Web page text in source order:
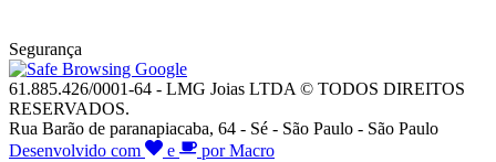
Segurança
61.885.426/0001-64 - LMG Joias LTDA © TODOS DIREITOS
RESERVADOS.
Rua Barão de paranapiacaba, 64 - Sé - São Paulo - São Paulo
Desenvolvido com
e por Macro